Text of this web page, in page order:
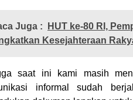
Juga :
HUT ke-80 RI,
Kesejahteraan
saat ini kami masih
informal sudah